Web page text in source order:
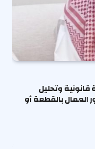
قانونية وتحليل
بالقطعة أو